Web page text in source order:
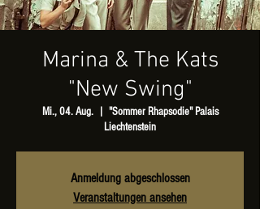
Marina & The Kats
"New Swing"
Mi., 04. Aug.
  |
"Sommer Rhapsodie" Palais
Liechtenstein
Anmeldung abgeschlossen
Veranstaltungen ansehen